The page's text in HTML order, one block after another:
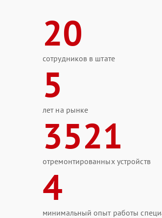
20
сотрудников в штате
5
лет на рынке
3521
отремонтированных устройств
4
минимальный опыт работы